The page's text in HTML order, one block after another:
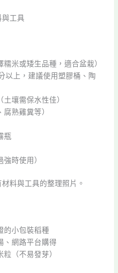
工具
米或矮生品種，適合盆栽）
以上，建議使用塑膠桶、陶
壤需保水性佳）
熟雞糞等）
瓶
時使用）
料與工具的整理照片。
的小包裝稻種
、網路平台購得
（不易發芽）